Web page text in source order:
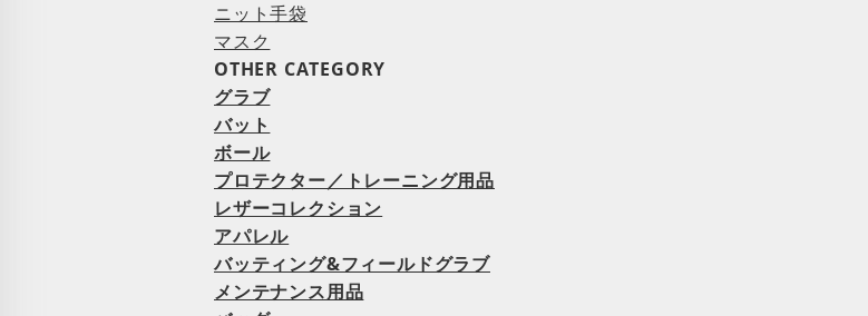
ニット手袋
マスク
OTHER CATEGORY
グラブ
バット
ボール
プロテクター／トレーニング用品
レザーコレクション
アパレル
バッティング&フィールドグラブ
メンテナンス用品